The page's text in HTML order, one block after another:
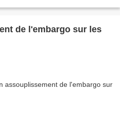
de l'embargo sur les